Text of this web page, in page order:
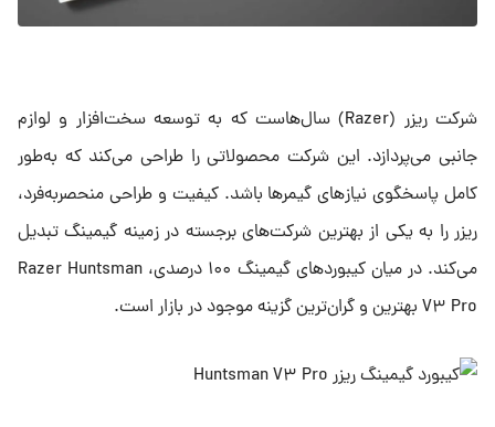
شرکت ریزر (Razer) سال‌هاست که به توسعه سخت‌افزار و لوازم
جانبی می‌پردازد. این شرکت محصولاتی را طراحی می‌کند که به‌طور
کامل پاسخگوی نیازهای گیمرها باشد. کیفیت و طراحی منحصربه‌فرد،
ریزر را به یکی از بهترین شرکت‌های برجسته در زمینه گیمینگ تبدیل
می‌کند. در میان کیبوردهای گیمینگ ۱۰۰ درصدی، Razer Huntsman
V۳ Pro بهترین و گران‌ترین گزینه‌ موجود در بازار است.